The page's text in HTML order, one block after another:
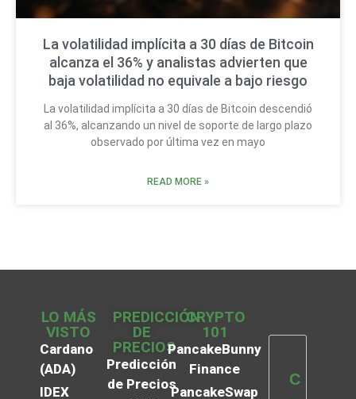
La volatilidad implícita a 30 días de Bitcoin
alcanza el 36% y analistas advierten que
baja volatilidad no equivale a bajo riesgo
La volatilidad implícita a 30 días de Bitcoin descendió
al 36%, alcanzando un nivel de soporte de largo plazo
observado por última vez en mayo
READ MORE »
LO MÁS
VISTO
Cardano
(ADA)
IDEX
PREDICCIÓN
DE
PRECIOS
Predicción
de Precios
CRYPTO
101
PancakeBunny
Finance
PancakeSwap
C